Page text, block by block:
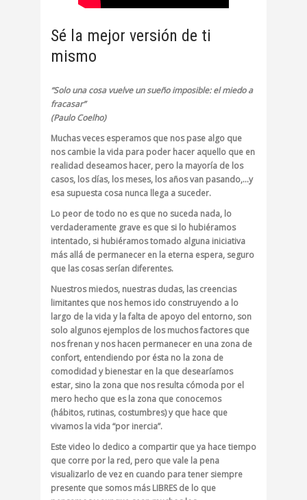
Sé la mejor versión de ti
mismo
“Solo una cosa vuelve un sueño imposible: el miedo a
fracasar”
(Paulo Coelho)
Muchas veces esperamos que nos pase algo que
nos cambie la vida para poder hacer aquello que en
realidad deseamos hacer, pero la mayoría de los
casos, los días, los meses, los años van pasando,…y
esa supuesta cosa nunca llega a suceder.
Lo peor de todo no es que no suceda nada, lo
verdaderamente grave es que si lo hubiéramos
intentado, si hubiéramos tomado alguna iniciativa
más allá de permanecer en la eterna espera, seguro
que las cosas serían diferentes.
Nuestros miedos, nuestras dudas, las creencias
limitantes que nos hemos ido construyendo a lo
largo de la vida y la falta de apoyo del entorno, son
solo algunos ejemplos de los muchos factores que
nos frenan y nos hacen permanecer en una zona de
confort, entendiendo por ésta no la zona de
comodidad y bienestar en la que desearíamos
estar, sino la zona que nos resulta cómoda por el
mero hecho que es la zona que conocemos
(hábitos, rutinas, costumbres) y que hace que
vivamos la vida “por inercia”.
Este video lo dedico a compartir que ya hace tiempo
que corre por la red, pero que vale la pena
visualizarlo de vez en cuando para tener siempre
presente que somos más LIBRES de lo que